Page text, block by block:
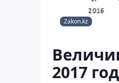
Zakon.kz
2017